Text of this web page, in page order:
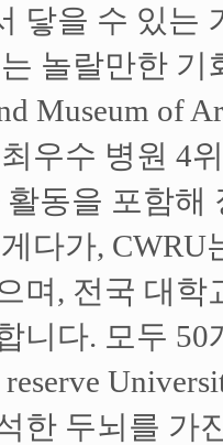
닿을 수 있는
놀랄만한 기
Museum of
우수 병원 4
동을 포함해
다가, CWRU
며, 전국 대학
니다. 모두
reserve
한 두뇌를 가